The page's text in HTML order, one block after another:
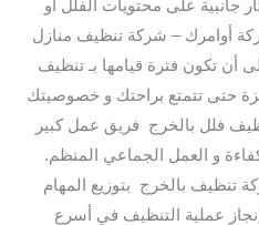
جانبية على محتويات الفلل أو
أوامرك – شركة تنظيف منازل
أن تكون فترة قيامها بـ تنظيف
حتى تتمتع براحتك و خصوصيتك
فلل بالخرج فريق عمل كبير
و العمل الجماعي المنظم.
بالخرج بتوزيع المهام
عملية التنظيف في أسرع